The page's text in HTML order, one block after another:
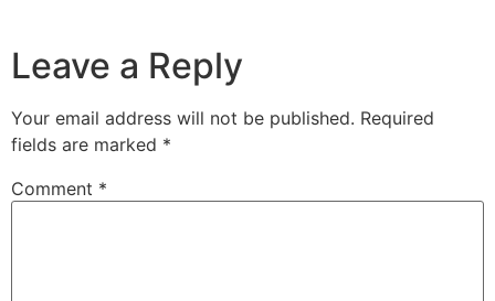
Leave a Reply
Your email address will not be published. Required
fields are marked *
Comment *